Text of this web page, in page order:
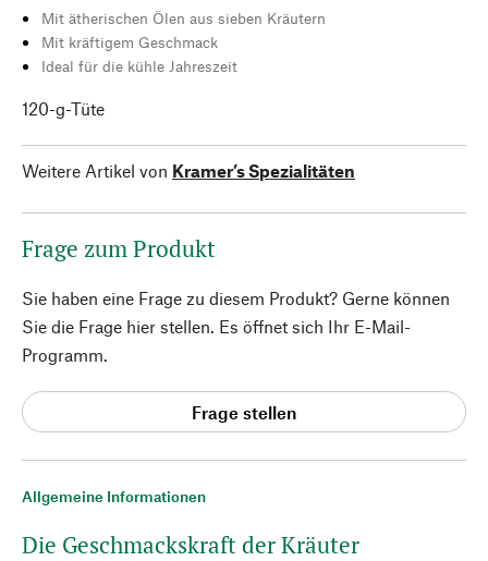
Allgemeine Informationen
Die Geschmackskraft der Kräuter
Mit ätherischen Ölen aus sieben Kräutern
Mit kräftigem Geschmack
Ideal für die kühle Jahreszeit
120-g-Tüte
Weitere Artikel von Kramer’s Spezialitäten
Frage zum Produkt
Sie haben eine Frage zu diesem Produkt? Gerne können
Sie die Frage hier stellen. Es öffnet sich Ihr E-Mail-
Programm.
Frage stellen